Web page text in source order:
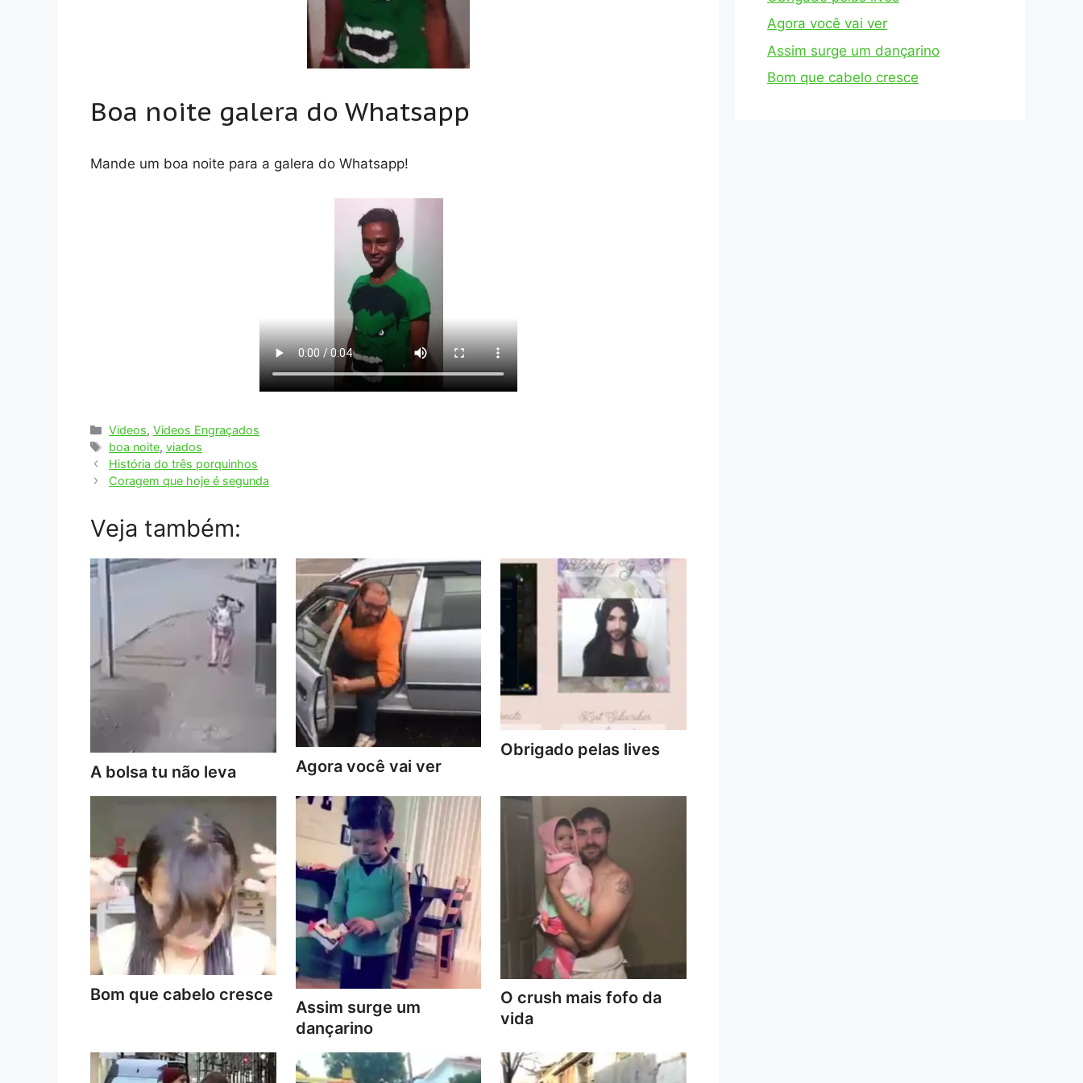
Boa noite galera do Whatsapp
Mande um boa noite para a galera do Whatsapp!
Categorias
Videos,Videos Engraçados
Tags
boa noite,viados
História do três porquinhos
Coragem que hoje é segunda
Veja também:
A bolsa tu não leva Agora você vai ver
Obrigado pelas lives
Bom que cabelo cresce
Assim surge um
dançarino
O crush mais fofo da
vida
Agora você vai ver
Assim surge um dançarino
Bom que cabelo cresce